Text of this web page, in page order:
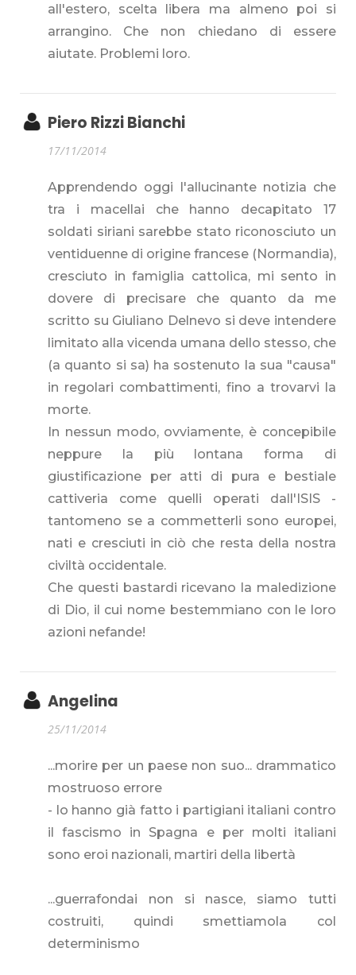
all'estero, scelta libera ma almeno poi si
arrangino. Che non chiedano di essere
aiutate. Problemi loro.
Piero Rizzi Bianchi
17/11/2014
Apprendendo oggi l'allucinante notizia che
tra i macellai che hanno decapitato 17
soldati siriani sarebbe stato riconosciuto un
ventiduenne di origine francese (Normandia),
cresciuto in famiglia cattolica, mi sento in
dovere di precisare che quanto da me
scritto su Giuliano Delnevo si deve intendere
limitato alla vicenda umana dello stesso, che
(a quanto si sa) ha sostenuto la sua "causa"
in regolari combattimenti, fino a trovarvi la
morte.
In nessun modo, ovviamente, è concepibile
neppure la più lontana forma di
giustificazione per atti di pura e bestiale
cattiveria come quelli operati dall'ISIS -
tantomeno se a commetterli sono europei,
nati e cresciuti in ciò che resta della nostra
civiltà occidentale.
Che questi bastardi ricevano la maledizione
di Dio, il cui nome bestemmiano con le loro
azioni nefande!
Angelina
25/11/2014
...morire per un paese non suo... drammatico
mostruoso errore
- lo hanno già fatto i partigiani italiani contro
il fascismo in Spagna e per molti italiani
sono eroi nazionali, martiri della libertà
...guerrafondai non si nasce, siamo tutti
costruiti, quindi smettiamola col
determinismo